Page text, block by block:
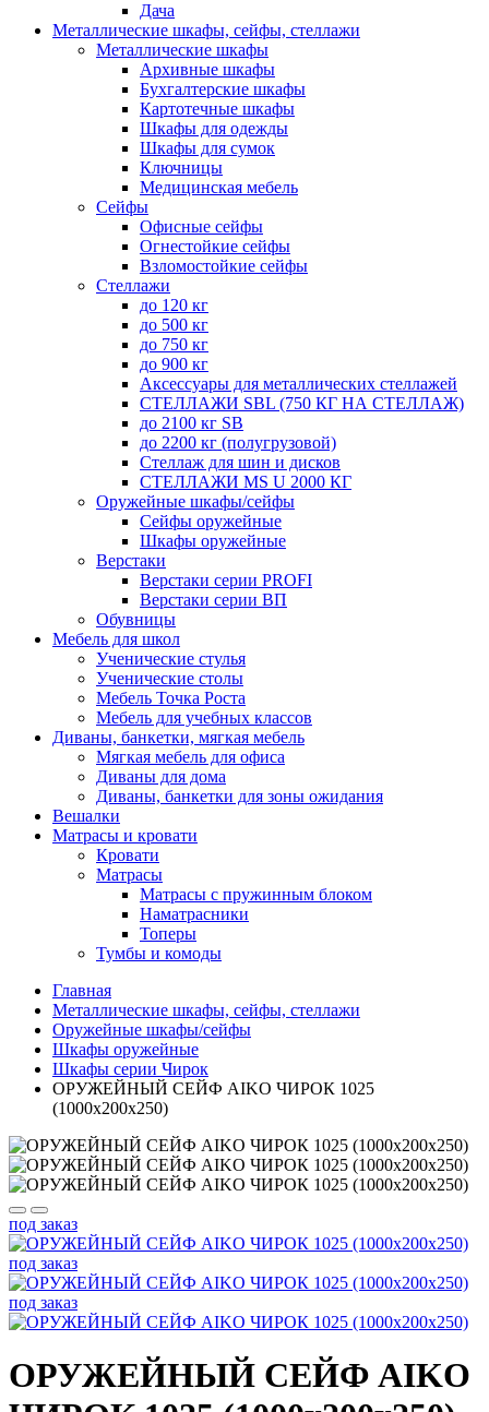
Дача
Металлические шкафы, сейфы, стеллажи
Металлические шкафы
Архивные шкафы
Бухгалтерские шкафы
Картотечные шкафы
Шкафы для одежды
Шкафы для сумок
Ключницы
Медицинская мебель
Сейфы
Офисные сейфы
Огнестойкие сейфы
Взломостойкие сейфы
Стеллажи
до 120 кг
до 500 кг
до 750 кг
до 900 кг
Аксессуары для металлических стеллажей
СТЕЛЛАЖИ SBL (750 КГ НА СТЕЛЛАЖ)
до 2100 кг SB
до 2200 кг (полугрузовой)
Стеллаж для шин и дисков
СТЕЛЛАЖИ MS U 2000 КГ
Оружейные шкафы/сейфы
Сейфы оружейные
Шкафы оружейные
Верстаки
Верстаки серии PROFI
Верстаки серии ВП
Обувницы
Мебель для школ
Ученические стулья
Ученические столы
Мебель Точка Роста
Мебель для учебных классов
Диваны, банкетки, мягкая мебель
Мягкая мебель для офиса
Диваны для дома
Диваны, банкетки для зоны ожидания
Вешалки
Матрасы и кровати
Кровати
Матрасы
Матрасы с пружинным блоком
Наматрасники
Топеры
Тумбы и комоды
Главная
Металлические шкафы, сейфы, стеллажи
Оружейные шкафы/сейфы
Шкафы оружейные
Шкафы серии Чирок
ОРУЖЕЙНЫЙ СЕЙФ AIKO ЧИРОК 1025
(1000x200x250)
под заказ
под заказ
под заказ
ОРУЖЕЙНЫЙ СЕЙФ AIKO